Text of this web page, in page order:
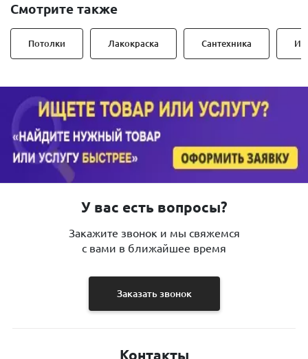
Смотрите также
Потолки Лакокраска Сантехника
У вас есть вопросы?
Закажите звонок и мы свяжемся
с вами в ближайшее время
Заказать звонок
Контакты